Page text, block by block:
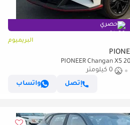
حصري
البريميوم
0 كيلومتر
إتصل
واتساب